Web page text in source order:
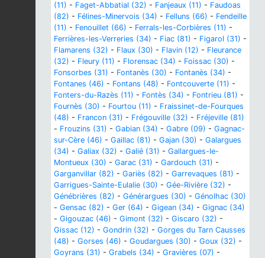
(11) - Faget-Abbatial (32) - Fanjeaux (11) - Faudoas
(82) - Félines-Minervois (34) - Felluns (66) - Fendeille
(11) - Fenouillet (66) - Ferrals-les-Corbières (11) -
Ferrières-les-Verreries (34) - Fiac (81) - Figarol (31) -
Flamarens (32) - Flaux (30) - Flavin (12) - Fleurance
(32) - Fleury (11) - Florensac (34) - Foissac (30) -
Fonsorbes (31) - Fontanès (30) - Fontanès (34) -
Fontanes (46) - Fontans (48) - Fontcouverte (11) -
Fonters-du-Razès (11) - Fontès (34) - Fontrieu (81) -
Fournès (30) - Fourtou (11) - Fraissinet-de-Fourques
(48) - Francon (31) - Frégouville (32) - Fréjeville (81)
- Frouzins (31) - Gabian (34) - Gabre (09) - Gagnac-
sur-Cère (46) - Gaillac (81) - Gajan (30) - Galargues
(34) - Galiax (32) - Galié (31) - Gallargues-le-
Montueux (30) - Garac (31) - Gardouch (31) -
Garganvillar (82) - Gariès (82) - Garrevaques (81) -
Garrigues-Sainte-Eulalie (30) - Gée-Rivière (32) -
Génébrières (82) - Générargues (30) - Génolhac (30)
- Gensac (82) - Ger (64) - Gigean (34) - Gignac (34)
- Gigouzac (46) - Gimont (32) - Giscaro (32) -
Gissac (12) - Gondrin (32) - Gorges du Tarn Causses
(48) - Gorses (46) - Goudargues (30) - Goux (32) -
Goyrans (31) - Grabels (34) - Gravières (07) -